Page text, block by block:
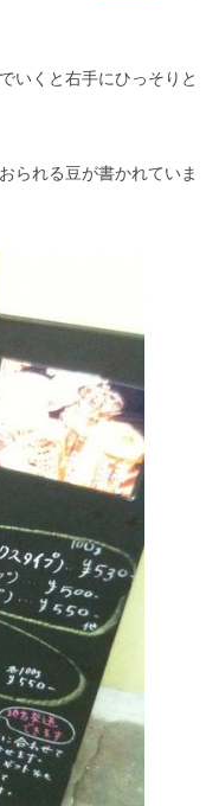
いくと右手にひっそりと
られる豆が書かれていま